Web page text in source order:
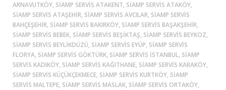
ARNAVUTKÖY, SIAMP SERVIS ATAKENT, SIAMP SERVIS ATAKÖY,
SIAMP SERVIS ATAŞEHIR, SIAMP SERVIS AVCILAR, SIAMP SERVIS
BAHÇEŞEHIR, SIAMP SERVIS BAKIRKÖY, SIAMP SERVIS BAŞAKŞEHIR,
SIAMP SERVIS BEBEK, SIAMP SERVIS BEŞIKTAŞ, SIAMP SERVIS BEYKOZ,
SIAMP SERVIS BEYLIKDÜZÜ, SIAMP SERVIS EYÜP, SIAMP SERVIS
FLORYA, SIAMP SERVIS GÖKTÜRK, SIAMP SERVIS ISTANBUL, SIAMP
SERVIS KADIKÖY, SIAMP SERVIS KAĞITHANE, SIAMP SERVIS KARAKÖY,
SIAMP SERVIS KÜÇÜKÇEKMECE, SIAMP SERVIS KURTKÖY, SIAMP
SERVIS MALTEPE, SIAMP SERVIS MASLAK, SIAMP SERVIS ORTAKÖY,